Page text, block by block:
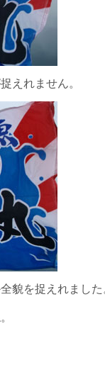
えれません。
貌を捉えれました